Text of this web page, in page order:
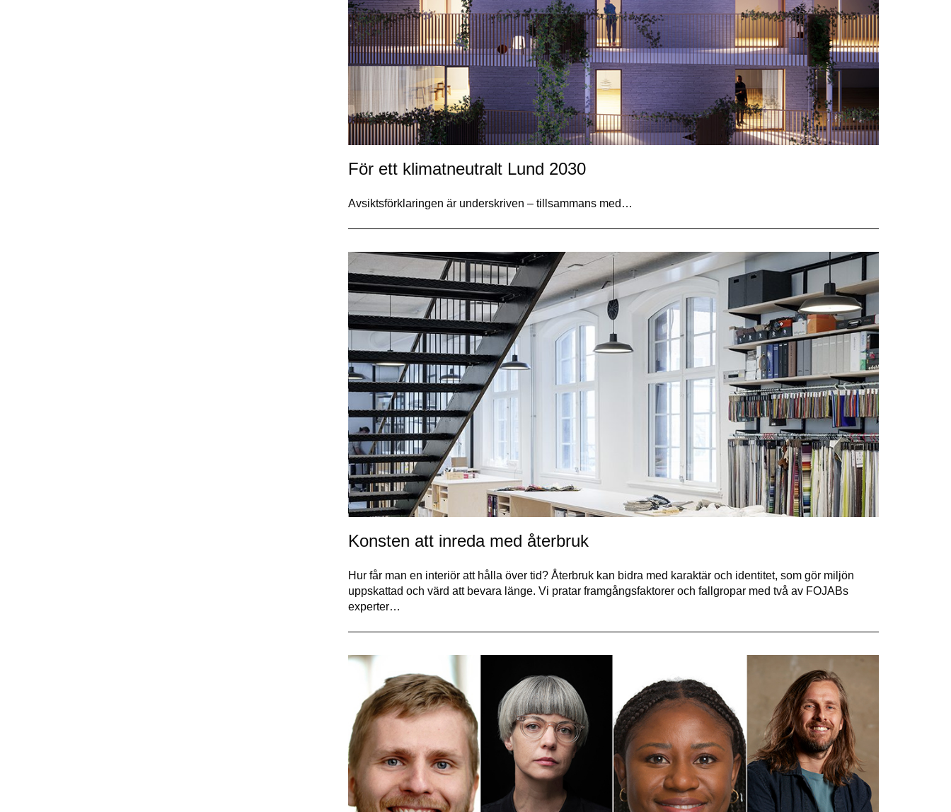
För ett klimatneutralt Lund 2030
Avsiktsförklaringen är underskriven – tillsammans med…
Konsten att inreda med återbruk
Hur får man en interiör att hålla över tid? Återbruk kan bidra med karaktär och identitet, som gör miljön
uppskattad och värd att bevara länge. Vi pratar framgångsfaktorer och fallgropar med två av FOJABs
experter…